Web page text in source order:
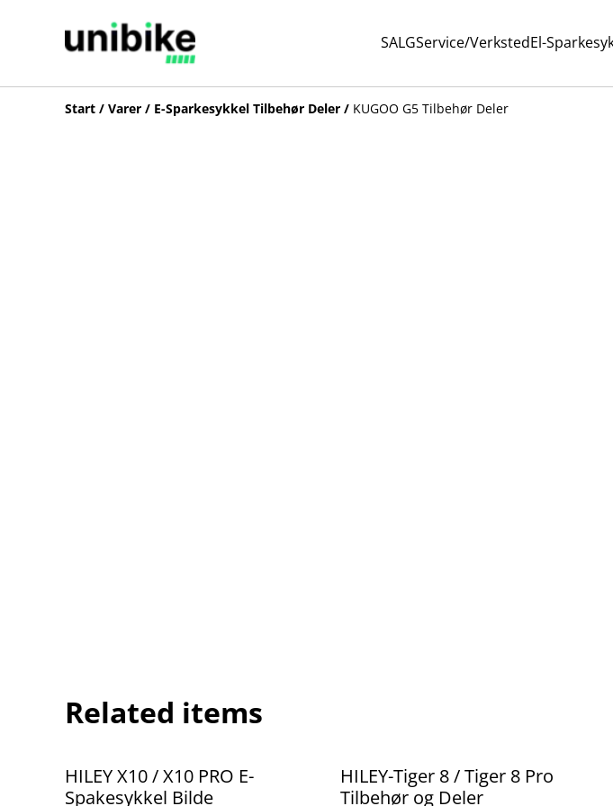
SALGService/VerkstedEl-
Start / Varer / E-Sparkesykkel Tilbehør Deler / KUGOO G5 Tilbehør Deler
Related items
%
HILEY X10 / X10 PRO E-
Spakesykkel Bilde
%
HILEY-Tiger 8 / Tiger 8 Pro
Tilbehør og Deler